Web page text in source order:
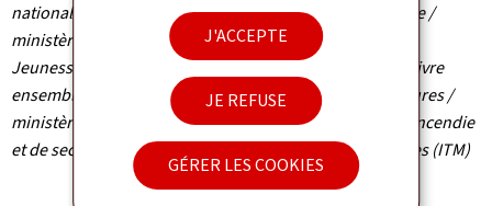
J'ACCEPTE
JE REFUSE
GÉRER LES COOKIES
nationale / ministère de la Santé et de la Sécurité sociale /
ministère de l'Éducation nationale, de l'Enfance et de la
Jeunesse / ministère de la Famille, des Solidarités, du Vivre
ensemble et de l'Accueil / ministère des Affaires intérieures /
ministère du Travail / MeteoLux / Corps grand-ducal d'incendie
et de secours (CGDIS) / Inspection du travail et des mines (ITM)